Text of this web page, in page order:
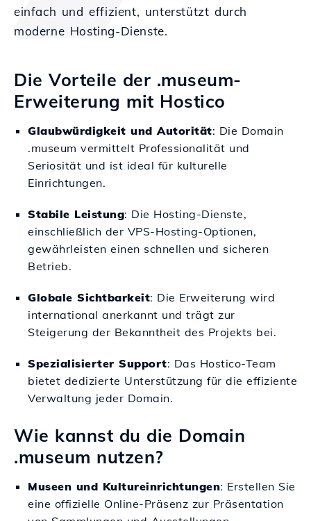
einfach und effizient, unterstützt durch
moderne Hosting-Dienste.
Die Vorteile der .museum-
Erweiterung mit Hostico
Glaubwürdigkeit und Autorität: Die Domain
.museum vermittelt Professionalität und
Seriosität und ist ideal für kulturelle
Einrichtungen.
Stabile Leistung: Die Hosting-Dienste,
einschließlich der VPS-Hosting-Optionen,
gewährleisten einen schnellen und sicheren
Betrieb.
Globale Sichtbarkeit: Die Erweiterung wird
international anerkannt und trägt zur
Steigerung der Bekanntheit des Projekts bei.
Spezialisierter Support: Das Hostico-Team
bietet dedizierte Unterstützung für die effiziente
Verwaltung jeder Domain.
Wie kannst du die Domain
.museum nutzen?
Museen und Kultureinrichtungen: Erstellen Sie
eine offizielle Online-Präsenz zur Präsentation